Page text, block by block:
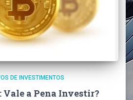
DE INVESTIMENTOS
Vale a Pena Investir?